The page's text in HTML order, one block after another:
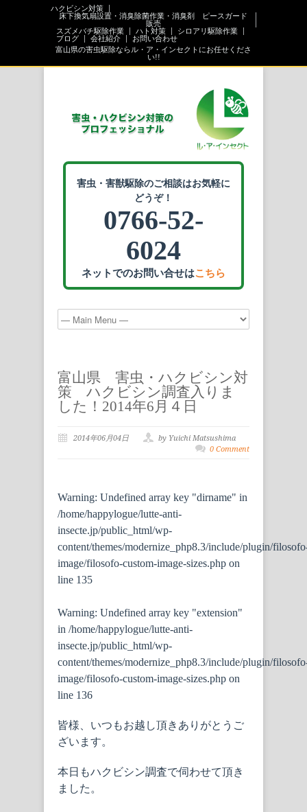
ハクビシン対策
床下換気扇設置・消臭除菌作業・消臭剤 ピースガード
販売
スズメバチ駆除作業
ハト対策
シロアリ駆除作業
ブログ
会社紹介
お問い合わせ
富山県の害虫駆除ならル・ア・インセクトにお任せくださ
い!!
害虫・害獣駆除のご相談はお気軽に
どうぞ！
0766-52-
6024
ネットでのお問い合せはこちら
富山県 害虫・ハクビシン対
策 ハクビシン調査入りま
した！2014年6月４日
2014年06月04日
by Yuichi Matsushima
0 Comment
Warning: Undefined array key "dirname" in
/home/happylogue/lutte-anti-
insecte.jp/public_html/wp-
content/themes/modernize_php8.3/include/plugin/
image/filosofo-custom-image-sizes.php on
line 135
Warning: Undefined array key "extension"
in /home/happylogue/lutte-anti-
insecte.jp/public_html/wp-
content/themes/modernize_php8.3/include/plugin/
image/filosofo-custom-image-sizes.php on
line 136
皆様、いつもお越し頂きありがとうご
ざいます。
本日もハクビシン調査で伺わせて頂き
ました。